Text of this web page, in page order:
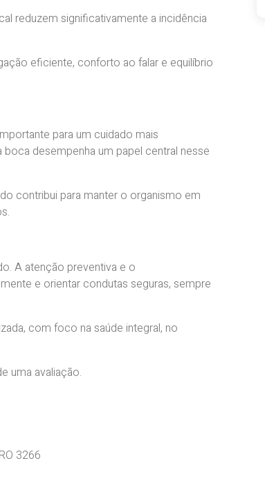
reduzem significativamente a incidência
eficiente, conforto ao falar e equilíbrio
para um cuidado mais
desempenha um papel central nesse
contribui para manter o organismo em
A atenção preventiva e o
e orientar condutas seguras, sempre
com foco na saúde integral, no
uma avaliação.
3266